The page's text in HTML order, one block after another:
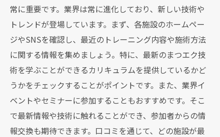
常に重要です。業界は常に進化しており、新しい技術や
トレンドが登場しています。まず、各施設のホームペー
ジやSNSを確認し、最近のトレーニング内容や施術方法
に関する情報を集めましょう。特に、最新のまつエク技
術を学ぶことができるカリキュラムを提供しているかど
うかをチェックすることがポイントです。また、業界イ
ベントやセミナーに参加することもおすすめです。そこ
で最新情報や技術に触れることができ、参加者からの情
報交換も期待できます。口コミを通じて、どの施設が最